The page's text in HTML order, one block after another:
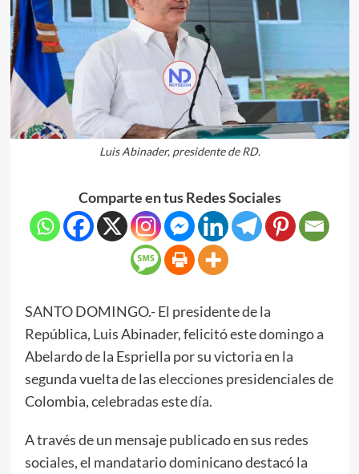
Luis Abinader, presidente de RD.
Comparte en tus Redes Sociales
SANTO DOMINGO.- El presidente de la
República, Luis Abinader, felicitó este domingo a
Abelardo de la Espriella por su victoria en la
segunda vuelta de las elecciones presidenciales de
Colombia, celebradas este día.
A través de un mensaje publicado en sus redes
sociales, el mandatario dominicano destacó la